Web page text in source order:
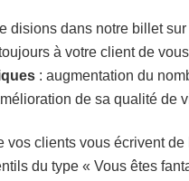
disions dans notre billet sur
à votre client de
: augmentation du
de sa qualité de
vos clients vous écrivent
du type « Vous êtes